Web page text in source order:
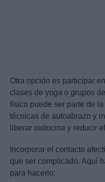
Otra opción es participar
clases de yoga o grupos
físico puede ser parte de
técnicas de autoabrazo y
liberar oxitocina y reducir
Incorporar el contacto
que ser complicado. Aquí
para hacerlo: